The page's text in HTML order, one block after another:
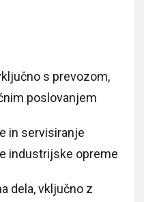
s prevozom,
poslovanjem
in servisiranje
industrijske opreme
dela, vključno z